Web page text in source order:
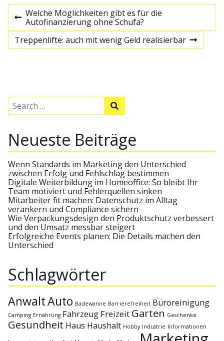
B
e
r
a
g
s
n
a
v
i
g
a
P
r
e
v
o
s
Welche Möglichkeiten gibt es für die
Autofinanzierung ohne Schufa?
N
e
s
t
Treppenlifte: auch mit wenig Geld realisierbar
S
a
c
h
f
o
r
:
e
c
h
Neueste Beiträge
Wenn Standards im Marketing den Unterschied
zwischen Erfolg und Fehlschlag bestimmen
Digitale Weiterbildung im Homeoffice: So bleibt Ihr
Team motiviert und Fehlerquellen sinken
Mitarbeiter fit machen: Datenschutz im Alltag
verankern und Compliance sichern
Wie Verpackungsdesign den Produktschutz verbessert
und den Umsatz messbar steigert
Erfolgreiche Events planen: Die Details machen den
Unterschied
Schlagwörter
AnwaltAuto Badewanne Barrierefreiheit Büroreinigung
Camping Ernährung Fahrzeug Freizeit Garten Geschenke
Gesundheit Haus Haushalt Hobby Industrie Informationen